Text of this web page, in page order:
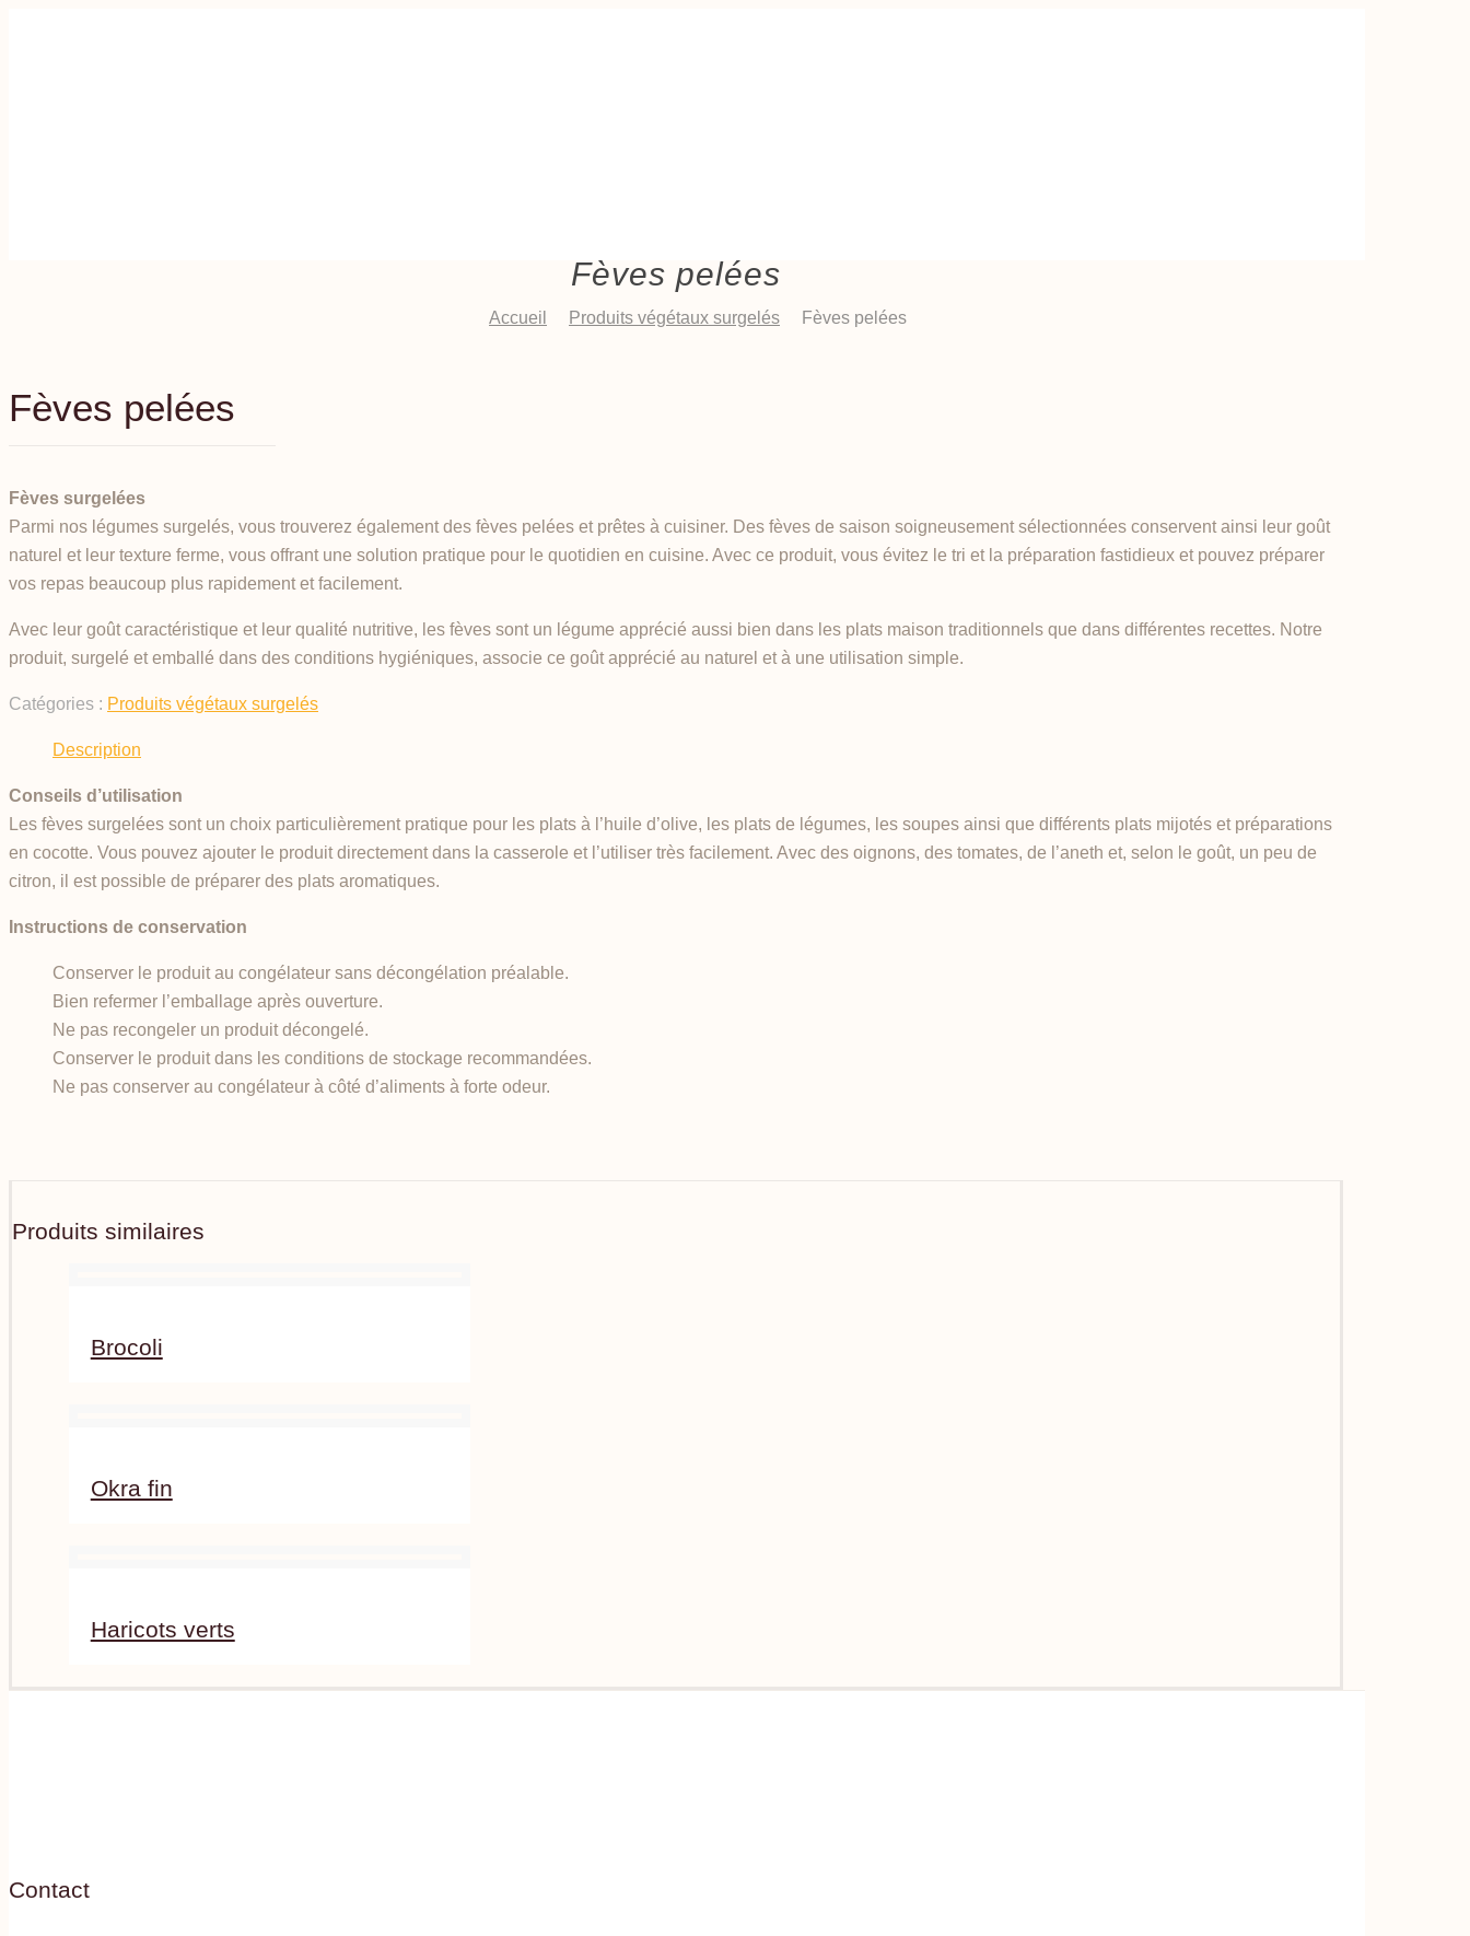
Fèves pelées
Accueil Produits végétaux surgelés Fèves pelées
Fèves pelées
Fèves surgelées
Parmi nos légumes surgelés, vous trouverez également des fèves pelées et prêtes à cuisiner. Des fèves de saison soigneusement sélectionnées conservent ainsi leur goût
naturel et leur texture ferme, vous offrant une solution pratique pour le quotidien en cuisine. Avec ce produit, vous évitez le tri et la préparation fastidieux et pouvez préparer
vos repas beaucoup plus rapidement et facilement.
Avec leur goût caractéristique et leur qualité nutritive, les fèves sont un légume apprécié aussi bien dans les plats maison traditionnels que dans différentes recettes. Notre
produit, surgelé et emballé dans des conditions hygiéniques, associe ce goût apprécié au naturel et à une utilisation simple.
Catégories : Produits végétaux surgelés
Description
Conseils d’utilisation
Les fèves surgelées sont un choix particulièrement pratique pour les plats à l’huile d’olive, les plats de légumes, les soupes ainsi que différents plats mijotés et préparations
en cocotte. Vous pouvez ajouter le produit directement dans la casserole et l’utiliser très facilement. Avec des oignons, des tomates, de l’aneth et, selon le goût, un peu de
citron, il est possible de préparer des plats aromatiques.
Instructions de conservation
Conserver le produit au congélateur sans décongélation préalable.
Bien refermer l’emballage après ouverture.
Ne pas recongeler un produit décongelé.
Conserver le produit dans les conditions de stockage recommandées.
Ne pas conserver au congélateur à côté d’aliments à forte odeur.
Produits similaires
Brocoli
Okra fin
Haricots verts
Contact